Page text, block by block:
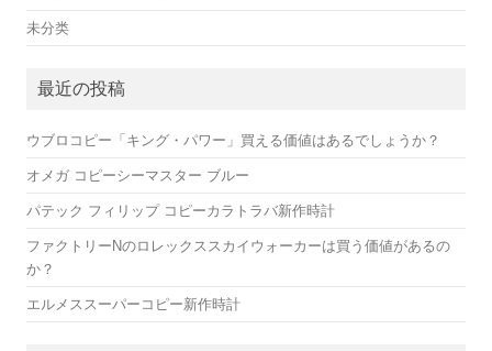
未分类
最近の投稿
ウブロコピー「キング・パワー」買える価値はあるでしょうか？
オメガ コピーシーマスター ブルー
パテック フィリップ コピーカラトラバ新作時計
ファクトリーNのロレックススカイウォーカーは買う価値があるの
か？
エルメススーパーコピー新作時計